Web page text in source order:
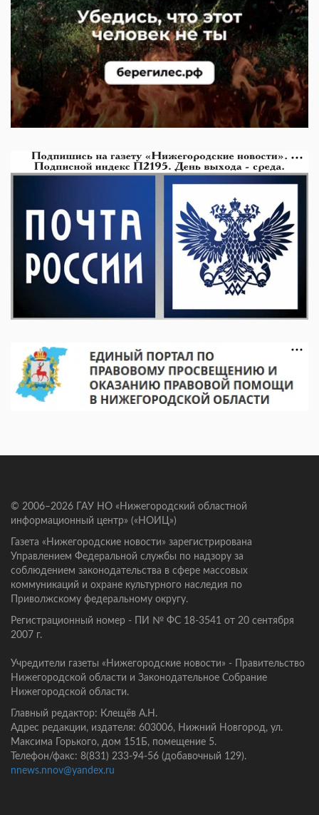
© 2006–2026 ГАУ НО «Нижегородский областной
информационный центр» («НОИЦ»)
Газета «Нижегородские новости» зарегистрирована
Управлением Федеральной службы по надзору за
соблюдением законодательства в сфере массовых
коммуникаций и охране культурного наследия по
Приволжскому федеральному округу.
Регистрационный номер - ПИ № ФС 18-3541 от 20 сентября
2007 г.
Учредители газеты «Нижегородские новости» - Правительство
Нижегородской области и Законодательное Собрание
Нижегородской области.
Главный редактор: Клещёв А.Н.
Адрес редакции, издателя: 603006, Нижний Новгород, ул.
Максима Горького, дом 151Б, помещение 5.
Телефон/факс: 8(831) 233-94-56 (добавочный 129).
nnews.nnov@yandex.ru